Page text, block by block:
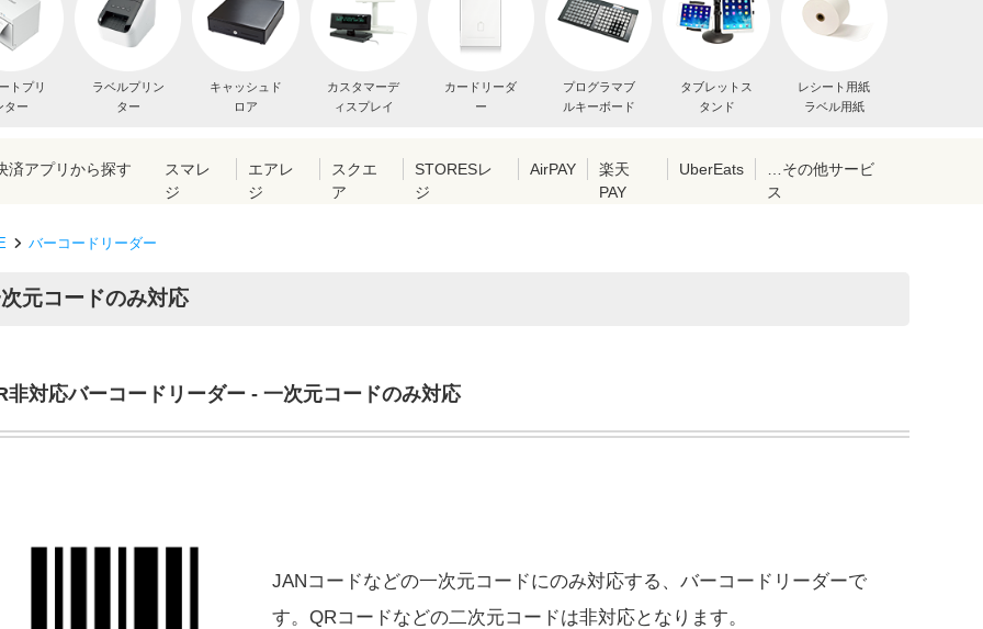
トプリ
ター
ラベルプリン
ター
キャッシュド
ロア
カスタマーデ
ィスプレイ
カードリーダ
ー
プログラマブ
ルキーボード
タブレットス
タンド
レシート用紙
ラベル用紙
済アプリから探す
スマレ
ジ
エアレ
ジ
スクエ
ア
STORESレ
ジ
AirPAY
楽天
PAY
UberEats
…その他サービ
ス
バーコードリーダー
元コードのみ対応
非対応バーコードリーダー - 一次元コードのみ対応
JANコードなどの一次元コードにのみ対応する、バーコードリーダーで
す。QRコードなどの二次元コードは非対応となります。